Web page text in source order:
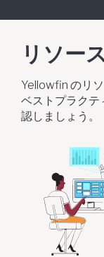
リソー
Yellowfin のリ
ベストプラクテ
認しましょう。